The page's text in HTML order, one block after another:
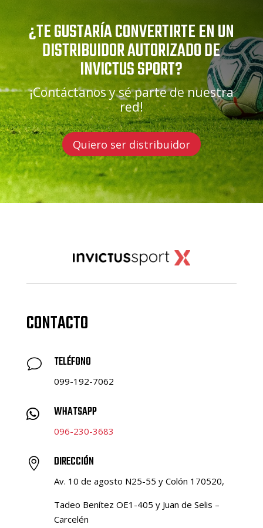
¿TE GUSTARÍA CONVERTIRTE EN UN
DISTRIBUIDOR AUTORIZADO DE
INVICTUS SPORT?
¡Contáctanos y sé parte de nuestra
red!
Quiero ser distribuidor
CONTACTO
v TELÉFONO
099-192-7062
 WHATSAPP
096-230-3683
 DIRECCIÓN
Av. 10 de agosto N25-55 y Colón 170520,
Tadeo Benítez OE1-405 y Juan de Selis –
Carcelén